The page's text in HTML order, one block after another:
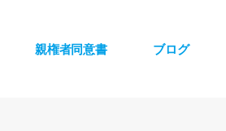
親権者同意書 ブログ